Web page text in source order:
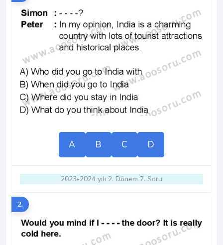
A B C D
2023-2024 yılı 2. Dönem 7. Soru
2.